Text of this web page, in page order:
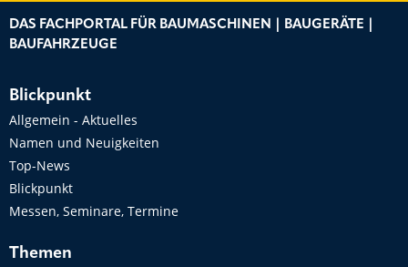
DAS FACHPORTAL FÜR BAUMASCHINEN | BAUGERÄTE |
BAUFAHRZEUGE
Blickpunkt
Allgemein - Aktuelles
Namen und Neuigkeiten
Top-News
Blickpunkt
Messen, Seminare, Termine
Themen